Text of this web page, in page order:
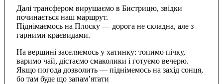
Далі трансфером вирушаємо в Бистрицю, звідки
починається наш маршрут.
Піднімаємось на Плоску — дорога не складна, але з
гарними краєвидами.
На вершині заселяємось у хатинку: топимо пічку,
варимо чай, дістаємо смаколики і готуємо вечерю.
Якщо погода дозволить — піднімемось на захід сонця,
бо там буде що запам’ятати